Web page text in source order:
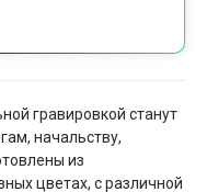
гравировкой станут
начальству,
из
цветах, с различной